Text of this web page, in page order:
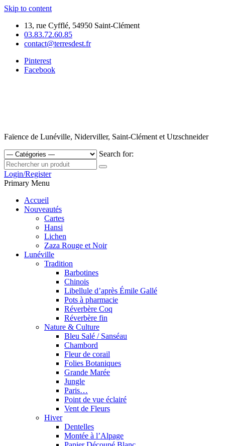
Skip to content
13, rue Cyfflé, 54950 Saint-Clément
03.83.72.60.85
contact@terresdest.fr
Pinterest
Facebook
Faïence de Lunéville, Niderviller, Saint-Clément et Utzschneider
Search for:
Login/Register
Primary Menu
Accueil
Nouveautés
Cartes
Hansi
Lichen
Zaza Rouge et Noir
Lunéville
Tradition
Barbotines
Chinois
Libellule d’après Émile Gallé
Pots à pharmacie
Réverbère Coq
Réverbère fin
Nature & Culture
Bleu Salé / Sanséau
Chambord
Fleur de corail
Folies Botaniques
Grande Marée
Jungle
Paris…
Point de vue éclairé
Vent de Fleurs
Hiver
Dentelles
Montée à l’Alpage